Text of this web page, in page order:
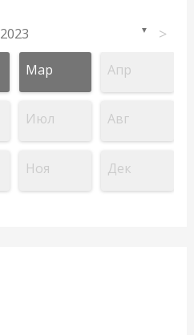
2023 ▼ >
Мар Апр
Июл Авг
Ноя Дек